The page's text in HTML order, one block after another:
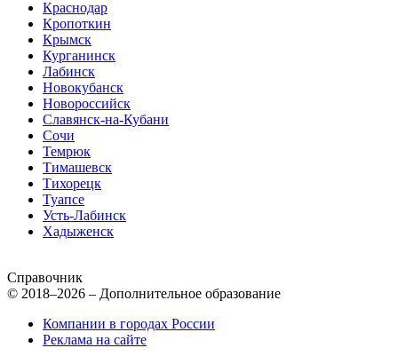
Краснодар
Кропоткин
Крымск
Курганинск
Лабинск
Новокубанск
Новороссийск
Славянск-на-Кубани
Сочи
Темрюк
Тимашевск
Тихорецк
Туапсе
Усть-Лабинск
Хадыженск
Справочник
© 2018–2026 – Дополнительное образование
Компании в городах России
Реклама на сайте